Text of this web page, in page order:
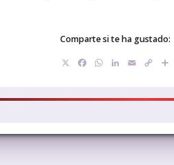
Comparte si te ha gustado:
Facebook
WhatsApp
LinkedIn
EmailCopy